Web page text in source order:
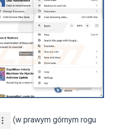
(w prawym górnym rogu